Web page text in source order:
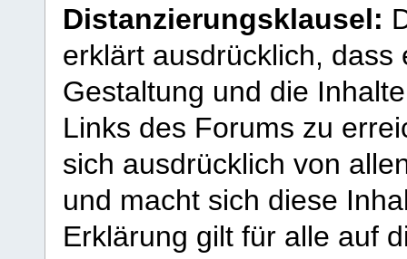
Distanzierungsklausel:
erklärt ausdrücklich,
Gestaltung und die
Links des Forums zu
sich ausdrücklich von
und macht sich diese
Erklärung gilt für alle auf